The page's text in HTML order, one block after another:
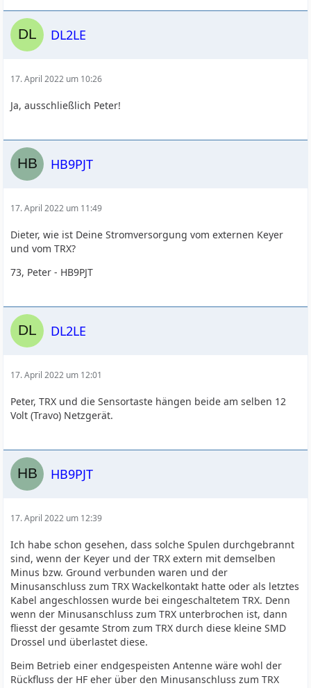
DL2LE
17. April 2022 um 10:26
Ja, ausschließlich Peter!
HB9PJT
17. April 2022 um 11:49
Dieter, wie ist Deine Stromversorgung vom externen Keyer
und vom TRX?
73, Peter - HB9PJT
DL2LE
17. April 2022 um 12:01
Peter, TRX und die Sensortaste hängen beide am selben 12
Volt (Travo) Netzgerät.
HB9PJT
17. April 2022 um 12:39
Ich habe schon gesehen, dass solche Spulen durchgebrannt
sind, wenn der Keyer und der TRX extern mit demselben
Minus bzw. Ground verbunden waren und der
Minusanschluss zum TRX Wackelkontakt hatte oder als letztes
Kabel angeschlossen wurde bei eingeschaltetem TRX. Denn
wenn der Minusanschluss zum TRX unterbrochen ist, dann
fliesst der gesamte Strom zum TRX durch diese kleine SMD
Drossel und überlastet diese.
Beim Betrieb einer endgespeisten Antenne wäre wohl der
Rückfluss der HF eher über den Minusanschluss zum TRX